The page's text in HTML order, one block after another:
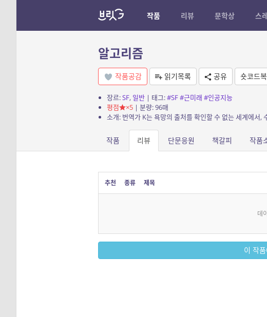
작품 리뷰 문학상 스
알고리즘
작품공감 읽기목록 공유 숏코드
장르:SF, 일반| 태그:#SF#근미래 #인공지능
평점
×5| 분량: 96매
소개: 번역가 K는 욕망의 출처를 확인할 수 없는 세계에서,
작품 리뷰 단문응원 책갈피 작품
추천 종류 제목
데
이 작